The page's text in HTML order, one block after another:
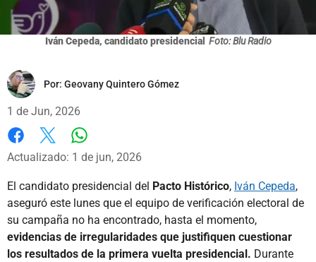
Iván Cepeda, candidato presidencial Foto: Blu Radio
Por: Geovany Quintero Gómez
1 de Jun, 2026
Facebook
X
Actualizado: 1 de jun, 2026
El candidato presidencial del Pacto Histórico, Iván Cepeda,
aseguró este lunes que el equipo de verificación electoral de
su campaña no ha encontrado, hasta el momento,
evidencias de irregularidades que justifiquen cuestionar
los resultados de la primera vuelta presidencial. Durante